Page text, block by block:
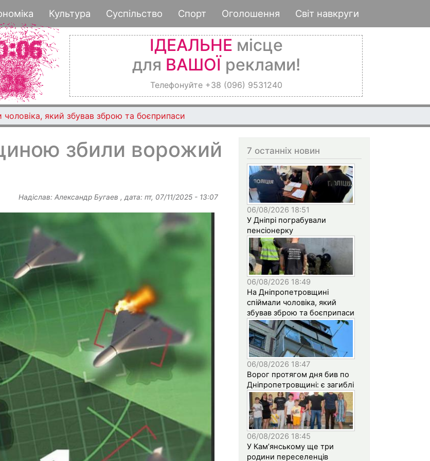
до
основного
Культура Суспільство Спорт Оголошення Світ навкруги
ІДЕАЛЬНЕ місце
для ВАШОЇ реклами!
Телефонуйте +38 (096) 9531240
який збував зброю та боєприпаси
збили ворожий
Надіслав: Александр Бугаев , дата: пт, 07/11/2025 - 13:07
7 останніх новин
06/08/2026 18:51
У Дніпрі пограбували
пенсіонерку
06/08/2026 18:49
На Дніпропетровщині
спіймали чоловіка, який
збував зброю та боєприпаси
06/08/2026 18:47
Ворог протягом дня бив по
Дніпропетровщині: є загиблі
06/08/2026 18:45
У Кам’янському ще три
родини переселенців